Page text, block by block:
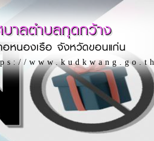
บาลตำบลกุดกว้าง
อหนองเรือ จังหวัดขอนแก่น